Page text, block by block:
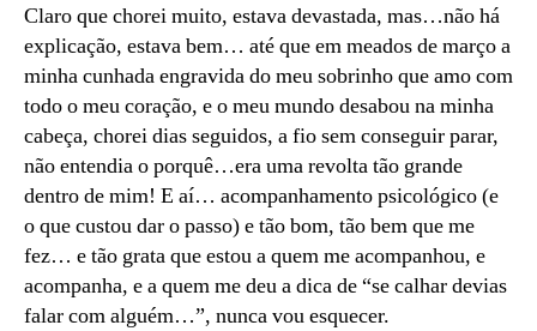
Claro que chorei muito, estava devastada, mas…não há
explicação, estava bem… até que em meados de março a
minha cunhada engravida do meu sobrinho que amo com
todo o meu coração, e o meu mundo desabou na minha
cabeça, chorei dias seguidos, a fio sem conseguir parar,
não entendia o porquê…era uma revolta tão grande
dentro de mim! E aí… acompanhamento psicológico (e
o que custou dar o passo) e tão bom, tão bem que me
fez… e tão grata que estou a quem me acompanhou, e
acompanha, e a quem me deu a dica de “se calhar devias
falar com alguém…”, nunca vou esquecer.